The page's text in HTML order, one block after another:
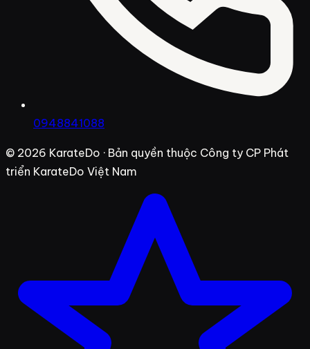
0948841088
© 2026 KarateDo · Bản quyền thuộc Công ty CP Phát
triển KarateDo Việt Nam